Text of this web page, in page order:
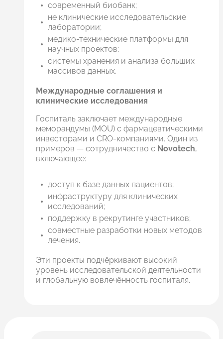
современный биобанк;
не клинические исследовательские
лаборатории;
медико-технические платформы для
научных проектов;
системы хранения и анализа больших
массивов данных.
Международные соглашения и
клинические исследования
Госпиталь заключает международные
меморандумы (MOU) с фармацевтическими
инвесторами и CRO-компаниями. Один из
примеров — сотрудничество с Novotech,
включающее:
доступ к базе данных пациентов;
инфраструктуру для клинических
исследований;
поддержку в рекрутинге участников;
совместные разработки новых методов
лечения.
Эти проекты подчёркивают высокий
уровень исследовательской деятельности
и глобальную вовлечённость госпиталя.